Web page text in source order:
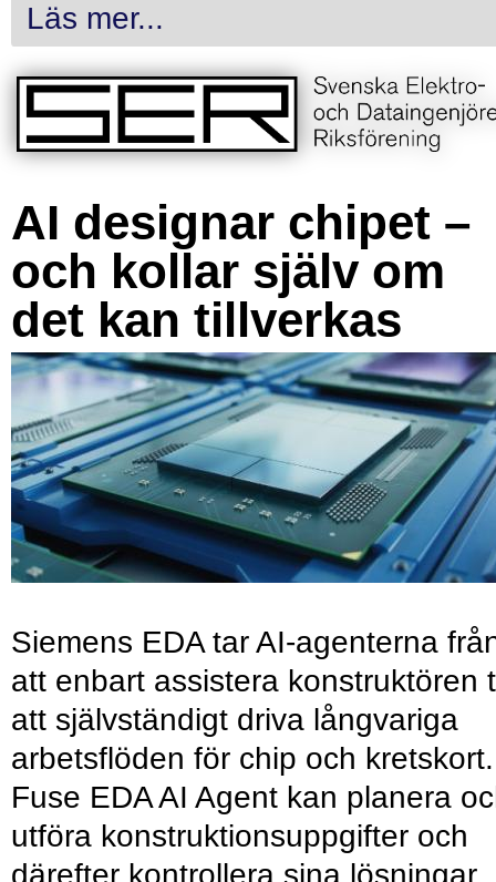
Läs mer...
AI designar chipet –
och kollar själv om
det kan tillverkas
Siemens EDA tar AI-agenterna
att enbart assistera konstruktören
att självständigt driva långvariga
arbetsflöden för chip och kretskort.
Fuse EDA AI Agent kan planera
utföra konstruktionsuppgifter och